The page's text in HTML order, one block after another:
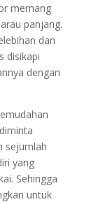
memang
panjang.
dan
disikapi
dengan
sejumlah
yang
Sehingga
untuk